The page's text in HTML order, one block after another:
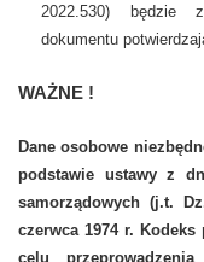
2022.530) będzie
dokumentu
WAŻNE !
Dane osobowe
podstawie ustawy z
samorządowych (j.t.
czerwca 1974 r.
celu